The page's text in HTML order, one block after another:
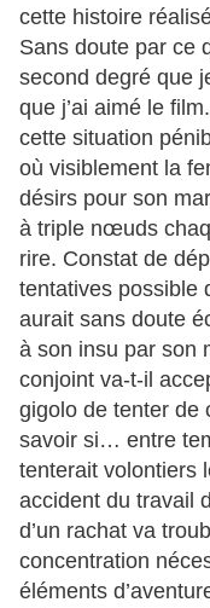
cette histoire
Sans doute par ce
second degré que
que j’ai aimé le
cette situation
où visiblement la
désirs pour son
à triple nœuds
rire. Constat de
tentatives possible
aurait sans doute
à son insu par son
conjoint va-t-il
gigolo de tenter de
savoir si… entre
tenterait volontiers
accident du travail
d’un rachat va
concentration
éléments